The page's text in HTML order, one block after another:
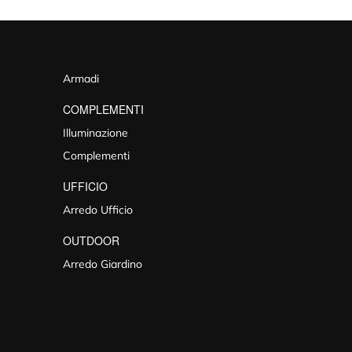
Armadi
COMPLEMENTI
Illuminazione
Complementi
UFFICIO
Arredo Ufficio
OUTDOOR
Arredo Giardino